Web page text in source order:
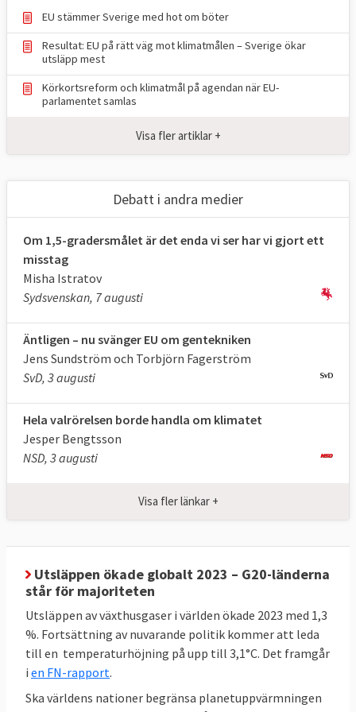
och öka upptaget av växthusgaser i skog
och mark (LULUCF).
TABELL 1.
Klimat och
Läge i EU
2024
Mål 2030
för EU
jmf. 1990 (ETS +
ESR)
Upptag av
växthusgaser i
skog och mark
198
310
Andelen förnybar
energi
25,2 procent,
202 4
Energianvändning
(slutlig)
900 Mtoe***,
2024
Max
763 Mtoe
Källor:Klicka på länkarna i tabellen för att
kommer ett fullständigt
en minskning på 57 %.** MtCO2e betyder
miljoner tonkoldioxidekvivalenter, ett mått
på mängden växthusgaser. *** Mtoe betyder
miljoner tonoljeekvivalenter, ett mått på
energiinnehåll.
Sveriges mål enligt EU-beslut
EU stämmer Sverige med hot om böter
Resultat: EU på rätt väg mot klimatmålen – Sverige ökar
utsläpp mest
Körkortsreform och klimatmål på agendan när EU-
parlamentet samlas
Visa fler artiklar +
Debatt i andra medier
Om 1,5-gradersmålet är det enda vi ser har vi gjort ett
misstag
Misha Istratov
Sydsvenskan, 7 augusti
Äntligen – nu svänger EU om gentekniken
Jens Sundström och Torbjörn Fagerström
SvD, 3 augusti
Hela valrörelsen borde handla om klimatet
Jesper Bengtsson
NSD, 3 augusti
Visa fler länkar +
Utsläppen ökade globalt 2023 – G20-länderna
står för majoriteten
Utsläppen av växthusgaser i världen ökade 2023 med 1,3
%. Fortsättning av nuvarande politik kommer att leda
till en temperaturhöjning på upp till 3,1°C. Det framgår
i en FN-rapport.
Ska världens nationer begränsa planetuppvärmningen